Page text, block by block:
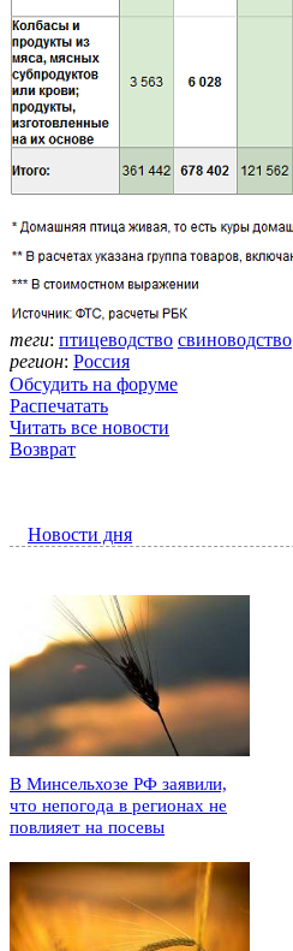
теги: птицеводство свиноводство
регион: Россия
Обсудить на форуме
Распечатать
Читать все новости
Возврат
Новости дня
В Минсельхозе РФ заявили,
что непогода в регионах не
повлияет на посевы